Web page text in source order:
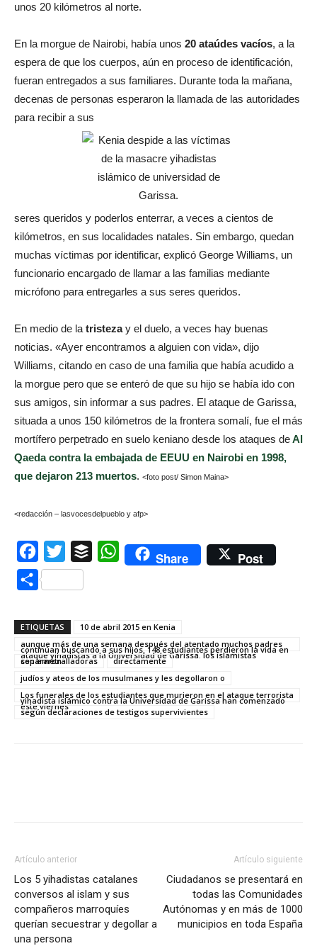
unos 20 kilómetros al norte.
En la morgue de Nairobi, había unos 20 ataúdes vacíos, a la
espera de que los cuerpos, aún en proceso de identificación,
fueran entregados a sus familiares. Durante toda la mañana,
decenas de personas esperaron la llamada de las autoridades
para recibir a sus
seres queridos y poderlos enterrar, a veces a cientos de
kilómetros, en sus localidades natales. Sin embargo, quedan
muchas víctimas por identificar, explicó George Williams, un
funcionario encargado de llamar a las familias mediante
micrófono para entregarles a sus seres queridos.
En medio de la tristezay el duelo, a veces hay buenas
noticias. «Ayer encontramos a alguien con vida», dijo
Williams, citando en caso de una familia que había acudido a
la morgue pero que se enteró de que su hijo se había ido con
sus amigos, sin informar a sus padres. El ataque de Garissa,
situada a unos 150 kilómetros de la frontera somalí, fue el más
mortífero perpetrado en suelo keniano desde los ataques deAl
Qaeda contra la embajada de EEUU en Nairobi en 1998,
que dejaron 213 muertos. <foto post/ Simon Maina>
<redacción – lasvocesdelpueblo y afp>
Facebook
Twitter Buffer WhatsAppShare Post
Compartir
ETIQUETAS
10 de abril 2015 en Kenia
aunque más de una semana después del atentado muchos padres
continúan buscando a sus hijos. 148 estudiantes perdieron la vida en
ataque yihadistas a la Universidad de Garissa. los islamistas
separaron
con ametralladoras
directamente
judíos y ateos de los musulmanes y les degollaron o
Los funerales de los estudiantes que murieron en el ataque terrorista
yihadista islámico contra la Universidad de Garissa han comenzado
este viernes
según declaraciones de testigos supervivientes
Artículo anterior
Los 5 yihadistas catalanes
conversos al islam y sus
compañeros marroquíes
querían secuestrar y degollar a
una persona
Artículo siguiente
Ciudadanos se presentará en
todas las Comunidades
Autónomas y en más de 1000
municipios en toda España